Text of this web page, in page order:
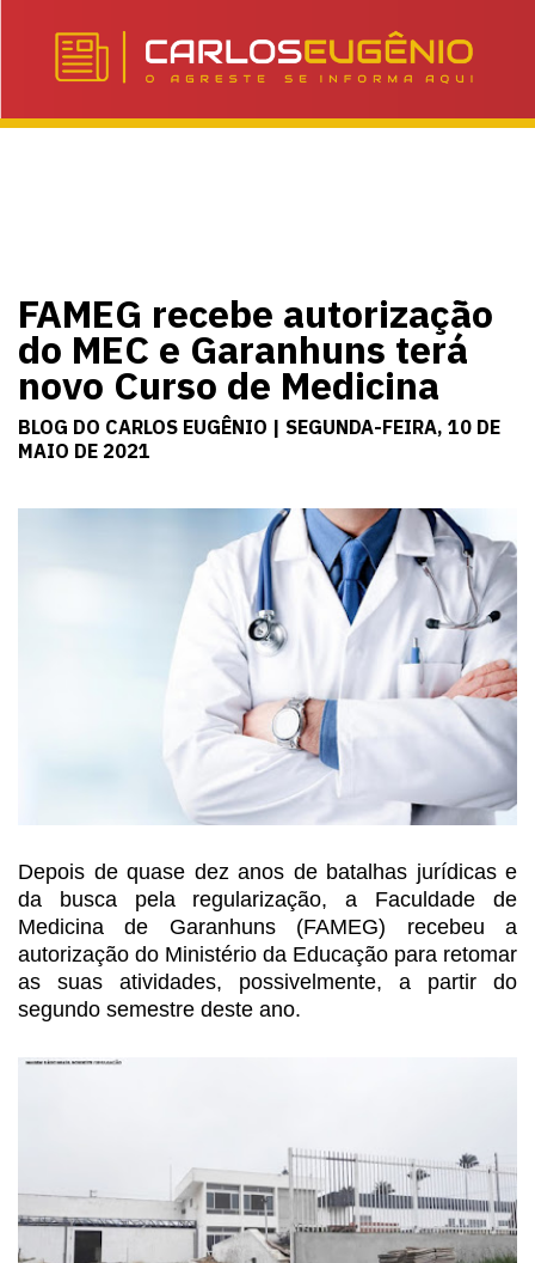
FAMEG recebe autorização
do MEC e Garanhuns terá
novo Curso de Medicina
BLOG DO CARLOS EUGÊNIO | SEGUNDA-FEIRA, 10 DE
MAIO DE 2021
Depois de quase dez anos debatalhas jurídicas e
da busca pela regularização, a Faculdade de
Medicina de Garanhuns (FAMEG) recebeu a
autorização do Ministério da Educação para retomar
as suas atividades, possivelmente, a partir do
segundo semestre deste ano.